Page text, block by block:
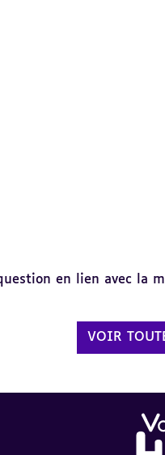
en lien avec la
VOIR